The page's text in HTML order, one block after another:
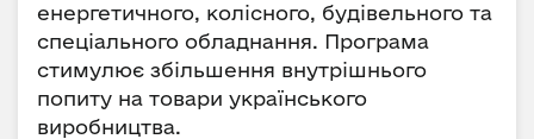
енергетичного, колісного, будівельного та
спеціального обладнання. Програма
стимулює збільшення внутрішнього
попиту на товари українського
виробництва.